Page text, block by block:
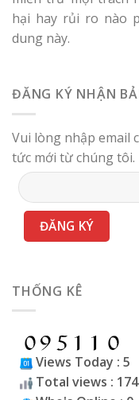
hại hay rủi ro nào
dung này.
ĐĂNG KÝ NHẬN
Vui lòng nhập email
tức mới từ chúng tôi.
THỐNG KÊ
Views Today : 5
Total views :